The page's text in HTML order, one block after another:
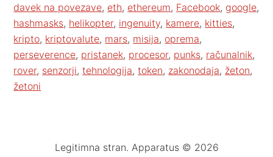
davek na povezave, eth, ethereum, Facebook, google,
hashmasks, helikopter, ingenuity, kamere, kitties,
kripto, kriptovalute, mars, misija, oprema,
perseverence, pristanek, procesor, punks, računalnik,
rover, senzorji,tehnologija,token, zakonodaja, žeton,
žetoni
Legitimna stran. Apparatus © 2026